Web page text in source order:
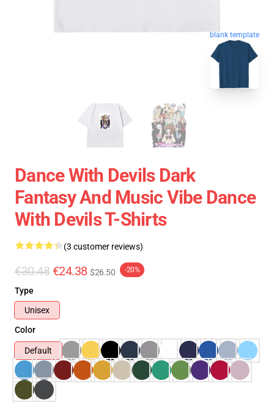
blank template
Dance With Devils Dark
Fantasy And Music Vibe Dance
With Devils T-Shirts
(3 customer reviews)
€30.48 €24.38 $26.50 -20%
Type
Unisex
Color
Default